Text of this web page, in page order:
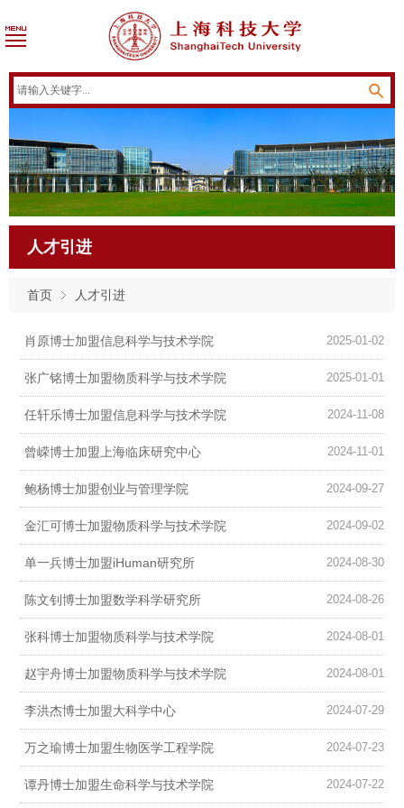
人才引进
首页 人才引进
肖原博士加盟信息科学与技术学院 2025-01-02
张广铭博士加盟物质科学与技术学院 2025-01-01
任轩乐博士加盟信息科学与技术学院 2024-11-08
曾嵘博士加盟上海临床研究中心 2024-11-01
鲍杨博士加盟创业与管理学院 2024-09-27
金汇可博士加盟物质科学与技术学院 2024-09-02
单一兵博士加盟iHuman研究所 2024-08-30
陈文钊博士加盟数学科学研究所 2024-08-26
张科博士加盟物质科学与技术学院 2024-08-01
赵宇舟博士加盟物质科学与技术学院 2024-08-01
李洪杰博士加盟大科学中心 2024-07-29
万之瑜博士加盟生物医学工程学院 2024-07-23
谭丹博士加盟生命科学与技术学院 2024-07-22